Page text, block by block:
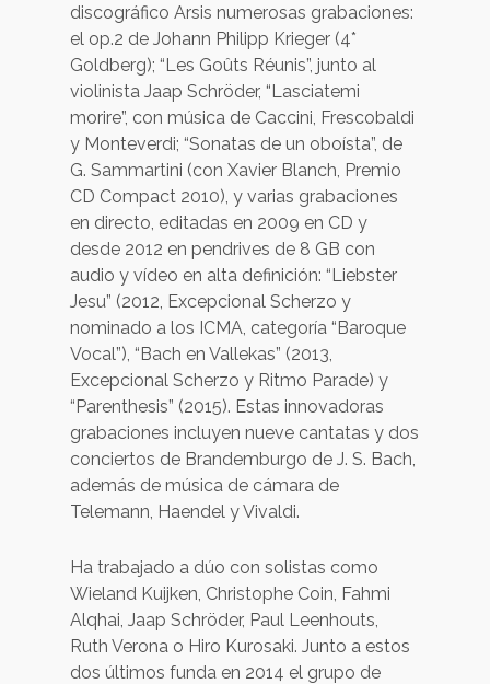
discográfico Arsis numerosas grabaciones:
el op.2 de Johann Philipp Krieger (4*
Goldberg); “Les Goûts Réunis”, junto al
violinista Jaap Schröder, “Lasciatemi
morire”, con música de Caccini, Frescobaldi
y Monteverdi; “Sonatas de un oboísta”, de
G. Sammartini (con Xavier Blanch, Premio
CD Compact 2010), y varias grabaciones
en directo, editadas en 2009 en CD y
desde 2012 en pendrives de 8 GB con
audio y vídeo en alta definición: “Liebster
Jesu” (2012, Excepcional Scherzo y
nominado a los ICMA, categoría “Baroque
Vocal”), “Bach en Vallekas” (2013,
Excepcional Scherzo y Ritmo Parade) y
“Parenthesis” (2015). Estas innovadoras
grabaciones incluyen nueve cantatas y dos
conciertos de Brandemburgo de J. S. Bach,
además de música de cámara de
Telemann, Haendel y Vivaldi.
Ha trabajado a dúo con solistas como
Wieland Kuijken, Christophe Coin, Fahmi
Alqhai, Jaap Schröder, Paul Leenhouts,
Ruth Verona o Hiro Kurosaki. Junto a estos
dos últimos funda en 2014 el grupo de